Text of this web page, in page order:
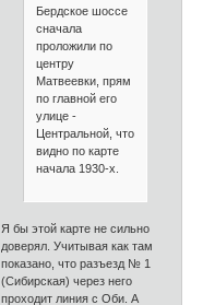
Бердское шоссе
сначала
проложили по
центру
Матвеевки, прям
по главной его
улице -
Центральной, что
видно по карте
начала 1930-х.
Я бы этой карте не сильно
доверял. Учитывая как там
показано, что разъезд № 1
(Сибирская) через него
проходит линия с Оби. А